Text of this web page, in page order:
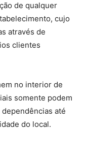
de qualquer
cujo
através de
clientes
no interior de
somente podem
até
do local.